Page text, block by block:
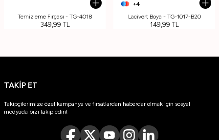
Temizleme Fırçası - TG-4018
349,99 TL
+4
Lacivert Boya - TG-1017-B20
149,99 TL
TAKİP ET
Takipçilerimize özel kampanya ve fırsatlardan haberdar olmak için sosyal
medyada bizi takip edin!